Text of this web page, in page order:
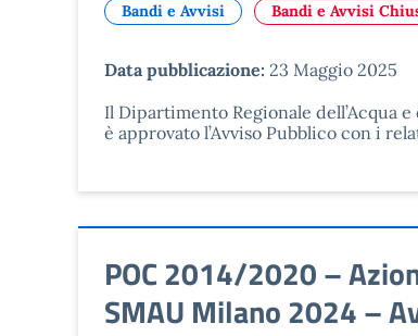
Bandi e Avvisi Bandi e Avvisi
Data pubblicazione: 23 Maggio 2025
Il Dipartimento Regionale
è approvato l’Avviso Pubblico con i
POC 2014/2020 –
SMAU Milano 2024 –